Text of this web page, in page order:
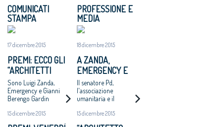
COMUNICATI
STAMPA
17 dicembre 2015
PREMI: ECCO GLI
“ARCHITETTI
ONORARI 2015"
Sono Luigi Zanda,
Emergency e Gianni
Berengo Gardin
15 dicembre 2015
PROFESSIONE E
MEDIA
18 dicembre 2015
A ZANDA,
EMERGENCY E
BERENGO GARDIN
IL PREMIO
«ARCHITETTO
ONORARIO 2015»
Il senatore Pd,
l'associazione
umanitaria e il
oggi a Roma i
15 dicembre 2015